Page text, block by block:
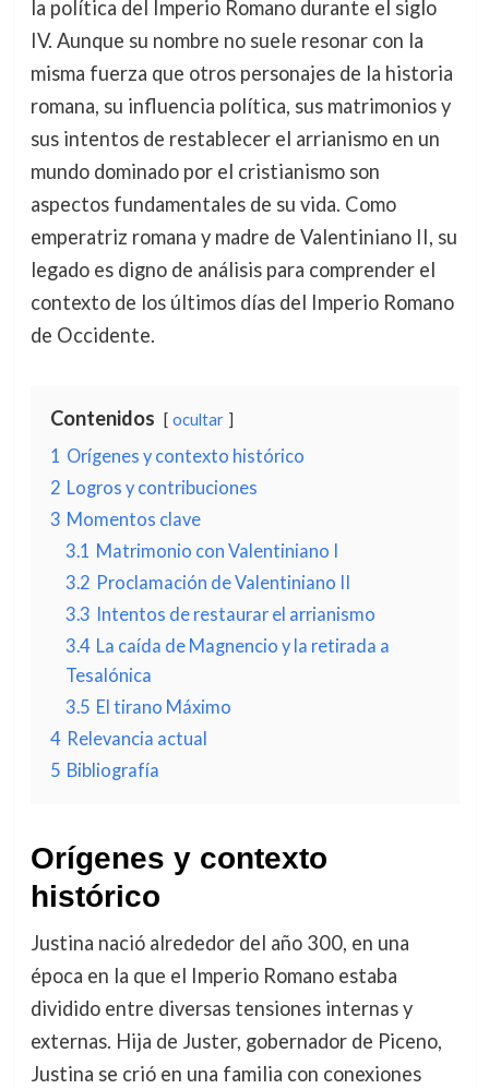
la política del Imperio Romano durante el siglo
IV. Aunque su nombre no suele resonar con la
misma fuerza que otros personajes de la historia
romana, su influencia política, sus matrimonios y
sus intentos de restablecer el arrianismo en un
mundo dominado por el cristianismo son
aspectos fundamentales de su vida. Como
emperatriz romana y madre de Valentiniano II, su
legado es digno de análisis para comprender el
contexto de los últimos días del Imperio Romano
de Occidente.
Contenidos ocultar
1 Orígenes y contexto histórico
2 Logros y contribuciones
3 Momentos clave
3.1 Matrimonio con Valentiniano I
3.2 Proclamación de Valentiniano II
3.3
Intentos de restaurar el arrianismo
3.4 La caída de Magnencio y la retirada a
Tesalónica
3.5 El tirano Máximo
4 Relevancia actual
5 Bibliografía
Orígenes y contexto
histórico
Justina nació alrededor del año 300, en una
época en la que el Imperio Romano estaba
dividido entre diversas tensiones internas y
externas. Hija de Juster, gobernador de Piceno,
Justina se crió en una familia con conexiones